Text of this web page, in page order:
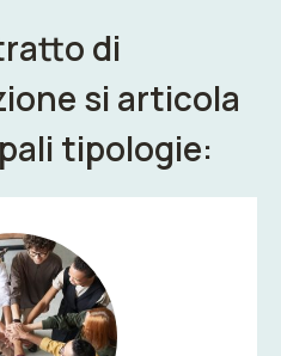
di
si articola
tipologie: